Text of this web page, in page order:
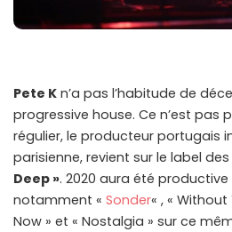
Pete K n’a pas l’habitude de
progressive house. Ce n’est pas
régulier, le producteur portugais
parisienne, revient sur le label des
Deep ». 2020 aura été
notamment « Sonder« , « Without
Now » et « Nostalgia » sur ce